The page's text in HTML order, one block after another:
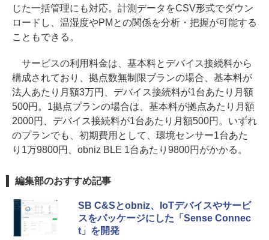
じた一括管理にも対応。計測データをCSV形式でダウン
ロードし、温湿度やPMとの関係を分析・把握が可能する
こともできる。
サービスの利用料金は、基本料とデバイス接続料から
構成されており、拠点数無制限ブランの場合、基本料が
法人あたり月額3万円、デバイス接続料が1台あたり月額
500円。1拠点プランの場合は、基本料が拠点あたり月額
2000円、デバイス接続料が1台あたり月額500円。いずれ
のプランでも、初期費用として、環境センサー1台あた
り1万9800円、obniz BLE 1台あたり9800円がかかる。
編集部のおすすめ記事
SB C&Sとobniz、IoTデバイスやサービ
スをパッケージにした「Sense Connec
t」を開発